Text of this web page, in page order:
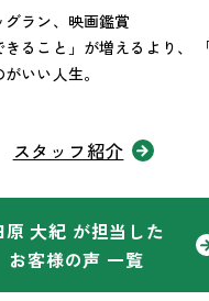
ラン、映画鑑賞
ること」が増えるより、
いい人生。
スタッフ紹介
原 大紀 が担当した
お客様の声 一覧